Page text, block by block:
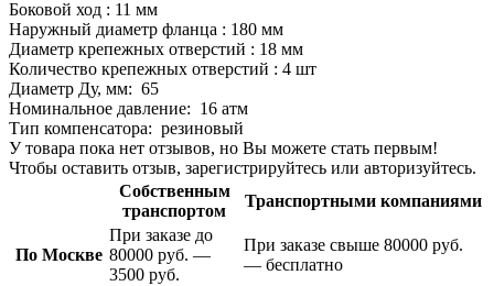
Боковой ход : 11 мм
Наружный диаметр фланца : 180 мм
Диаметр крепежных отверстий : 18 мм
Количество крепежных отверстий : 4 шт
Диаметр Ду, мм: 65
Номинальное давление: 16 атм
Тип компенсатора: резиновый
У товара пока нет отзывов, но Вы можете стать первым!
Чтобы оставить отзыв, зарегистрируйтесь или авторизуйтесь.
Собственным
транспортом
Транспортными компаниями
По Москве
При заказе до
80000 руб. —
3500 руб.
При заказе свыше 80000 руб.
— бесплатно